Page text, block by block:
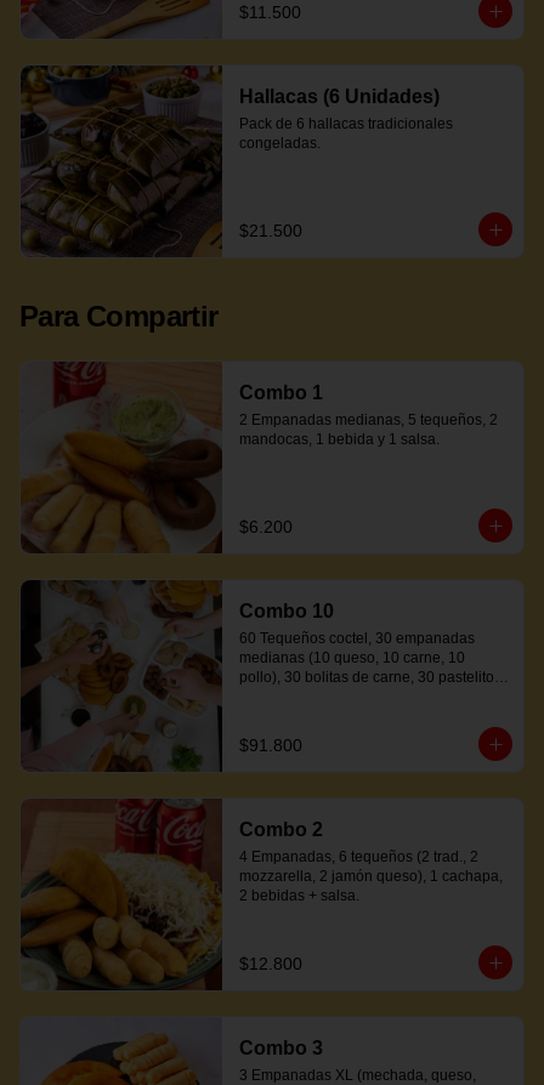
$11.500
Hallacas (6 Unidades)
Pack de 6 hallacas tradicionales
congeladas.
$21.500
Para Compartir
Combo 1
2 Empanadas medianas, 5 tequeños, 2
mandocas, 1 bebida y 1 salsa.
$6.200
Combo 10
60 Tequeños coctel, 30 empanadas
medianas (10 queso, 10 carne, 10
pollo), 30 bolitas de carne, 30 pastelitos
$91.800
Combo 2
4 Empanadas, 6 tequeños (2 trad., 2
mozzarella, 2 jamón queso), 1 cachapa,
2 bebidas + salsa.
$12.800
Combo 3
3 Empanadas XL (mechada, queso,